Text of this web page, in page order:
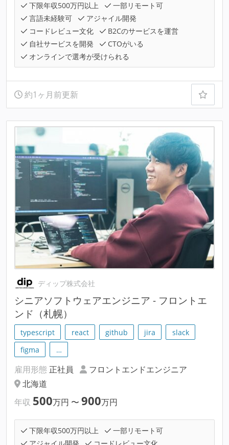
下限年収500万円以上
一部リモート可
言語未経験可
アジャイル開発
コードレビュー文化
B2Cのサービスを運営
自社サービスを開発
CTOがいる
オンラインで選考が受けられる
約1ヶ月前更新
ディップ株式会社
シニアソフトウェアエンジニア - フロントエ
ンド（札幌）
typescript react github jira
slack
figma
…
雇用形態 正社員
フロントエンドエンジニア
北海道
年収 500万円 〜 900万円
下限年収500万円以上
一部リモート可